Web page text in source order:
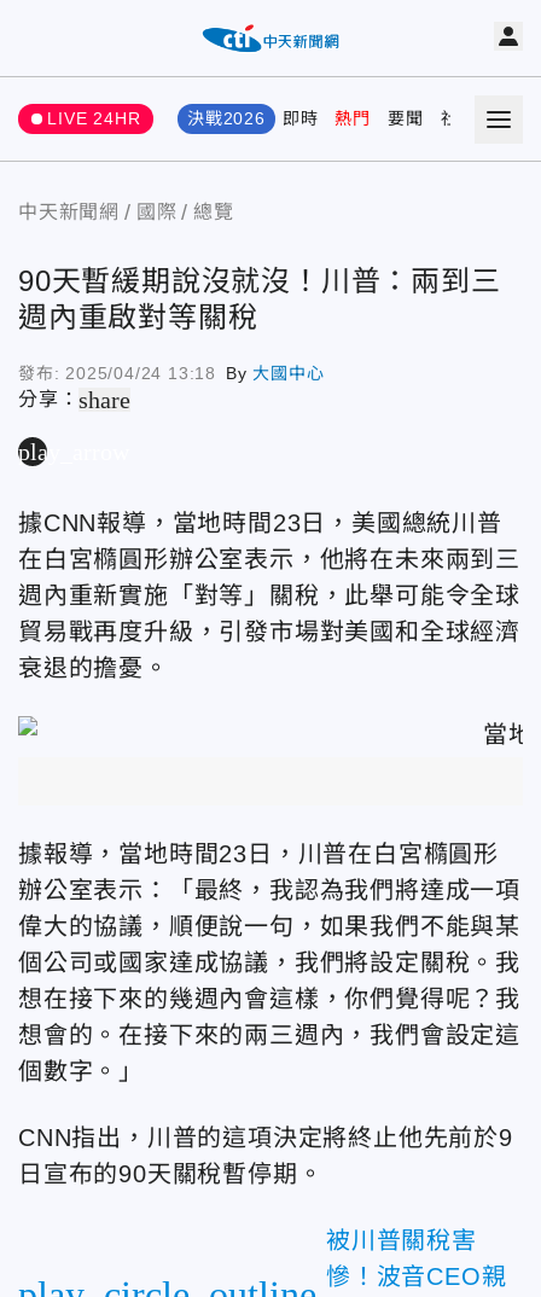
LIVE 24HR 決戰2026 即時 熱門 要聞 社會 娛樂
中天新聞網 國際 總覽
90天暫緩期說沒就沒！川普：兩到三
週內重啟對等關稅
發布: 2025/04/24 13:18 By 大國中心
分享：share
play_arrow
據CNN報導，當地時間23日，美國總統川普
在白宮橢圓形辦公室表示，他將在未來兩到三
週內重新實施「對等」關稅，此舉可能令全球
貿易戰再度升級，引發市場對美國和全球經濟
衰退的擔憂。
據報導，當地時間23日，川普在白宮橢圓形
辦公室表示：「 最終，我認為我們將達成一項
偉大的協議，順便說一句，如果我們不能與某
個公司或國家達成協議，我們將設定關稅。 我
想在接下來的幾週內會這樣，你們覺得呢？我
想會的。在接下來的兩三週內，我們會設定這
個數字。」
CNN指出，川普的這項決定將終止他先前於9
日宣布的90天關稅暫停期。
被川普關稅害
慘！波音CEO親